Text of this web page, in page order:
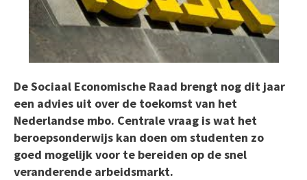
De Sociaal Economische Raad brengt nog dit jaar
een advies uit over de toekomst van het
Nederlandse mbo. Centrale vraag is wat het
beroepsonderwijs kan doen om studenten zo
goed mogelijk voor te bereiden op de snel
veranderende arbeidsmarkt.